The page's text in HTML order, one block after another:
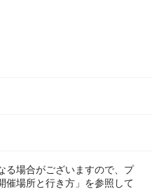
る場合がございますので、プ
催場所と行き方」を参照して